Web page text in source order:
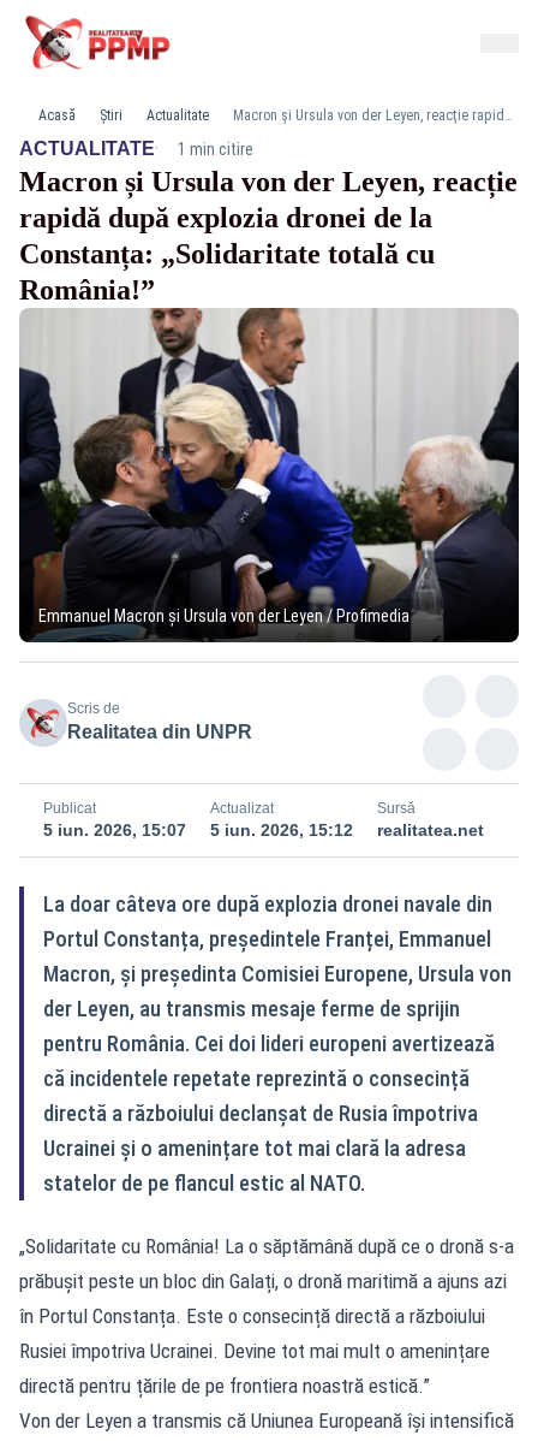
Acasă Știri Actualitate Macron și Ursula von der Leyen, reacție rapidă după explozia dronei de la Constanța: „Solidaritate totală cu România!”
ACTUALITATE· 1 min citire
Macron și Ursula von der Leyen, reacție
rapidă după explozia dronei de la
Constanța: „Solidaritate totală cu
România!”
Emmanuel Macron și Ursula von der Leyen / Profimedia
Scris de
Realitatea din UNPR
Publicat
5 iun. 2026, 15:07
Actualizat
5 iun. 2026, 15:12
Sursă
realitatea.net
La doar câteva ore după explozia dronei navale din
Portul Constanța, președintele Franței, Emmanuel
Macron, și președinta Comisiei Europene, Ursula von
der Leyen, au transmis mesaje ferme de sprijin
pentru România. Cei doi lideri europeni avertizează
că incidentele repetate reprezintă o consecință
directă a războiului declanșat de Rusia împotriva
Ucrainei și o amenințare tot mai clară la adresa
statelor de pe flancul estic al NATO.
„Solidaritate cu România! La o săptămână după ce o dronă s-a
prăbușit peste un bloc din Galați, o dronă maritimă a ajuns azi
în Portul Constanța. Este o consecință directă a războiului
Rusiei împotriva Ucrainei. Devine tot mai mult o amenințare
directă pentru țările de pe frontiera noastră estică.”
Von der Leyen a transmis că Uniunea Europeană își intensifică